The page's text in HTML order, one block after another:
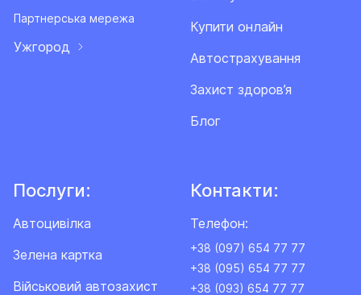
Партнерська мережа
Ужгород
Купити онлайн
Автострахування
Захист здоров’я
Блог
Послуги:
Автоцивілка
Зелена картка
Військовий автозахист
Контакти:
Телефон:
+38 (097) 654 77 77
+38 (095) 654 77 77
+38 (093) 654 77 77